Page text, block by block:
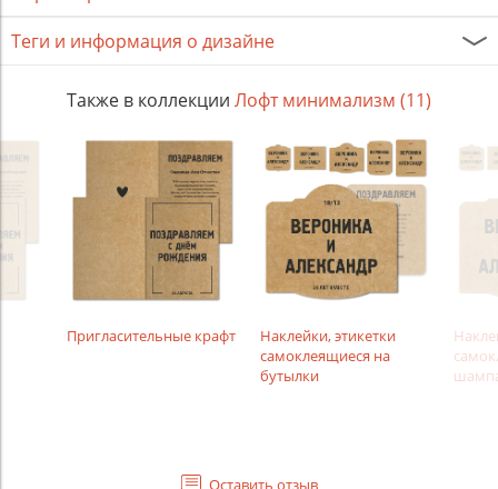
Теги и информация о дизайне
Также в коллекции Лофт минимализм (11)
Пригласительные крафт
Наклейки, этикетки
самоклеящиеся на
бутылки
Оставить отзыв